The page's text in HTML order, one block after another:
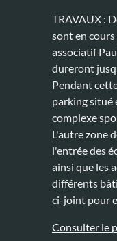
TRAVAUX :
sont en
associatif
dureront
Pendant
parking situé
complexe
L'autre zone
l'entrée des
ainsi que les
différents
ci-joint pour
Consulter le